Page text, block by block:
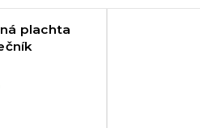
plachta